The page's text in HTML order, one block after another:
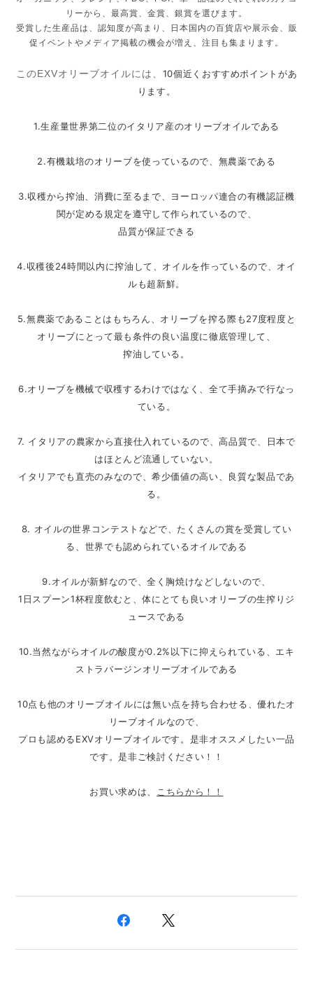
リーから、最高賞、金賞、 銀賞を選びます。
受賞した生産品は、認知度が高まり、日本国内の百貨店や展示会、 販
促イベントやメディア掲載の機会が増え、注目も集まります。
このEXVオリーブオイルには、 10個近くおすすめポイントがあ
ります。
1.生産量世界第二位のイタリア産のオリーブオイルである
2.有機栽培のオリーブを使っているので、無農薬である
3.収穫から搾油、消費に至るまで、
ヨーロッパ連合の有機認証機
関が定める規定を遵守して作られているので、
品質が保証できる
4.収穫後24時間以内に搾油して、オイルを作っているので、 オイ
ルも超新鮮。
5.無農薬であることはもちろん、 オリーブを搾る際も27度程度と
オリーブにとって最も条件の良い温度に徹底管理して、
搾油している。
6.オリーブを機械で収穫するわけではなく、 全て手摘みで行なっ
ている。
7. イタリアの農家から直接仕入れているので、高品質で、
日本で
はほとんど流通していない。
イタリアでも直売のみなので、希少価値の高い、 良質な製品であ
る。
8. オイルの世界コンテストなどで、たくさんの賞を受賞してい
る、 世界でも認められているオイルである
9.オイルが新鮮なので、全く胸焼けなどしないので、
1日スプーン1杯程度飲むと、体にとても良いオリーブの生搾りジ
ュースである
10.当然ながらオイルの酸度が0.2%以下に抑えられている、 エキ
ストラバージンオリーブオイルである
10点も他のオリーブオイルには無い点を持ち合わせる、優れたオ
リーブオイルなので、
プロも認めるEXVオリーブオイルです。 是非オススメしたい一品
です。是非ご検討ください！！
お買い求めは、 こちらから！！